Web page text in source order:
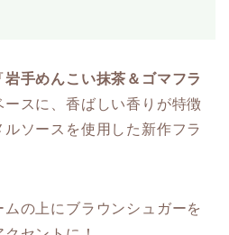
岩手めんこい抹茶＆ゴマフラ
ースに、香ばしい香りが特徴
ソースを使用した新作フラ
の上にブラウンシュガーを